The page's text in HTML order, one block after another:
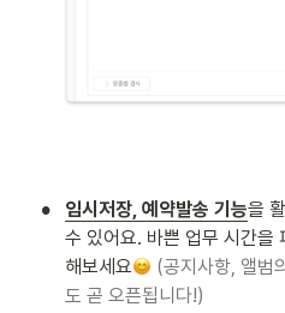
• 임시저장, 예약발송 기능을
수 있어요. 바쁜 업무 시간을
해보세요
(공지사항, 앨범
도 곧 오픈됩니다!)